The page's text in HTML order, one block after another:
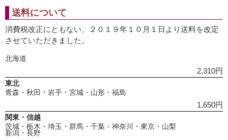
送料について
消費税改正にともない、２０１９年１０月１日より送料を改定
させていただきました。
北海道
2,310円
東北
青森・秋田・岩手・宮城・山形・福島
1,650円
関東・信越
茨城・栃木・埼玉・群馬・千葉・神奈川・東京・山梨
新潟・長野